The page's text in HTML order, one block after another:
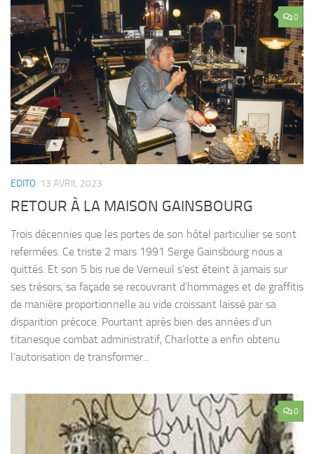
0
EDITO 13 AVRIL 2023
RETOUR À LA MAISON GAINSBOURG
Trois décennies que les portes de son hôtel particulier se sont
refermées. Ce triste 2 mars 1991 Serge Gainsbourg nous a
quittés. Et son 5 bis rue de Verneuil s’est éteint à jamais sur
ses trésors, sa façade se recouvrant d’hommages et de graffitis
de manière proportionnelle au vide croissant laissé par sa
disparition précoce. Pourtant après bien des années d’un
titanesque combat administratif, Charlotte a enfin obtenu
l’autorisation de transformer...
0